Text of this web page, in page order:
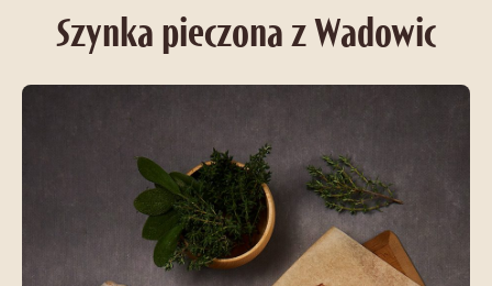
Szynka pieczona z Wadowic